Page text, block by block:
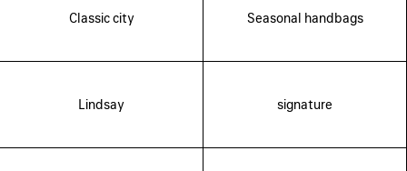
Classic city Seasonal handbags
Lindsay signature